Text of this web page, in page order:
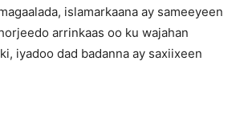
islamarkaana ay sameeyeen
arrinkaas oo ku wajahan
iyadoo dad badanna ay saxiixeen